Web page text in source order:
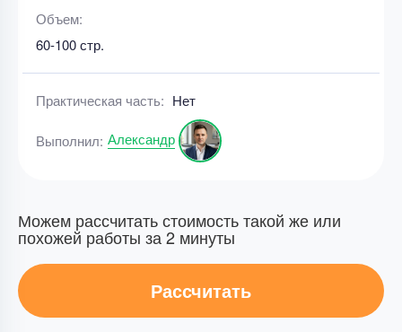
Объем:
60-100 стр.
Практическая часть: Нет
Выполнил: Александр
Можем рассчитать стоимость такой же или
похожей работы за 2 минуты
Рассчитать